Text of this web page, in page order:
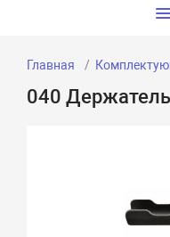
Главная
040